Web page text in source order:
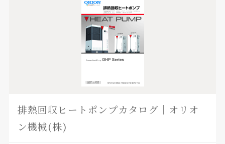
排熱回収ヒートポンプカタログ｜オリオ
ン機械(株)